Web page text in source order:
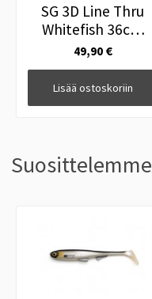
SG 3D Line Thru
Whitefish 36cm
478g MS Whitefish
49,90 €
Lisää ostoskoriin
Suosittelemme